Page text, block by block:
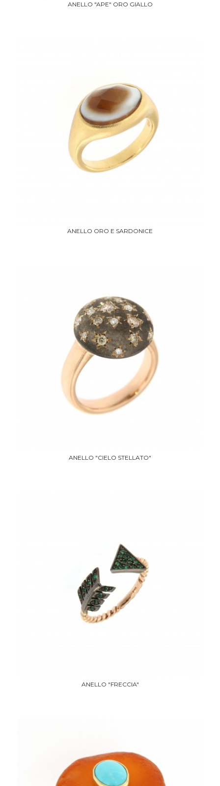
ANELLO "APE" ORO GIALLO
ANELLO ORO E SARDONICE
ANELLO "CIELO STELLATO"
ANELLO "FRECCIA"